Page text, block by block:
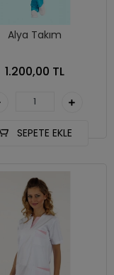
Alya Takım
1.200,00 TL
SEPETE EKLE